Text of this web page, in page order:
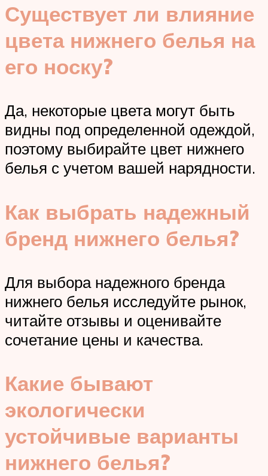
Существует ли влияние
цвета нижнего белья на
его носку?
Да, некоторые цвета могут быть
видны под определенной одеждой,
поэтому выбирайте цвет нижнего
белья с учетом вашей нарядности.
Как выбрать надежный
бренд нижнего белья?
Для выбора надежного бренда
нижнего белья исследуйте рынок,
читайте отзывы и оценивайте
сочетание цены и качества.
Какие бывают
экологически
устойчивые варианты
нижнего белья?